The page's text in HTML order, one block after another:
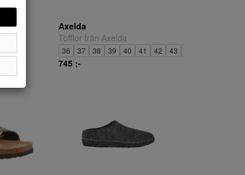
Axelda
Tofflor från Axelda
36 37 38 39 40 41 42 43
745 ;-